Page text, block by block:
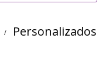
Personalizados